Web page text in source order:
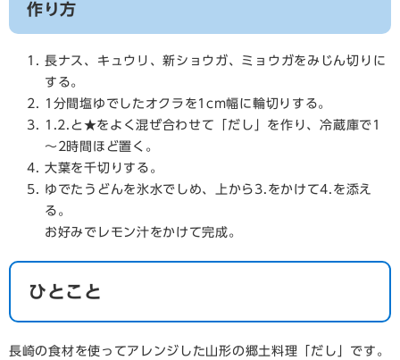
作り方
長ナス、キュウリ、新ショウガ、ミョウガをみじん切りに
する。
1分間塩ゆでしたオクラを1cm幅に輪切りする。
1.2.と★をよく混ぜ合わせて「だし」を作り、冷蔵庫で1
～2時間ほど置く。
大葉を千切りする。
ゆでたうどんを氷水でしめ、上から3.をかけて4.を添え
る。
お好みでレモン汁をかけて完成。
ひとこと
長崎の食材を使ってアレンジした山形の郷土料理「だし」です。